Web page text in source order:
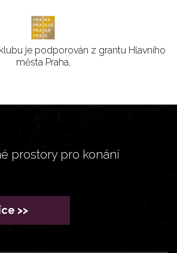
je podporován z grantu Hlavního
města Praha.
prostory pro konání
>>